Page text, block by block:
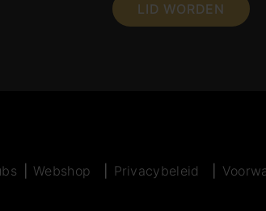
LID WORDEN
Webshop Privacybeleid